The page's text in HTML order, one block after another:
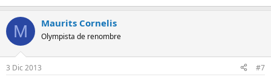
M Maurits Cornelis
Olympista de renombre
3 Dic 2013 #7